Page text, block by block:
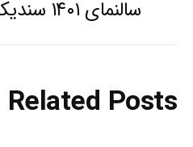
سالنمای ۱۴۰۱ سندیکا – بخشنامه اول
Related Posts